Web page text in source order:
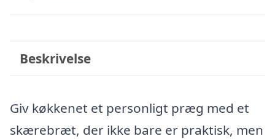
Beskrivelse
Giv køkkenet et personligt præg med et
skærebræt, der ikke bare er praktisk, men